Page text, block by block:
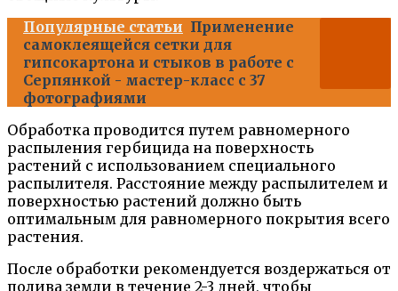
Популярные статьи Применение
самоклеящейся сетки для
гипсокартона и стыков в работе с
Серпянкой - мастер-класс с 37
фотографиями
Обработка проводится путем равномерного
распыления гербицида на поверхность
растений с использованием специального
распылителя. Расстояние между распылителем и
поверхностью растений должно быть
оптимальным для равномерного покрытия всего
растения.
После обработки рекомендуется воздержаться от
полива земли в течение 2-3 дней, чтобы